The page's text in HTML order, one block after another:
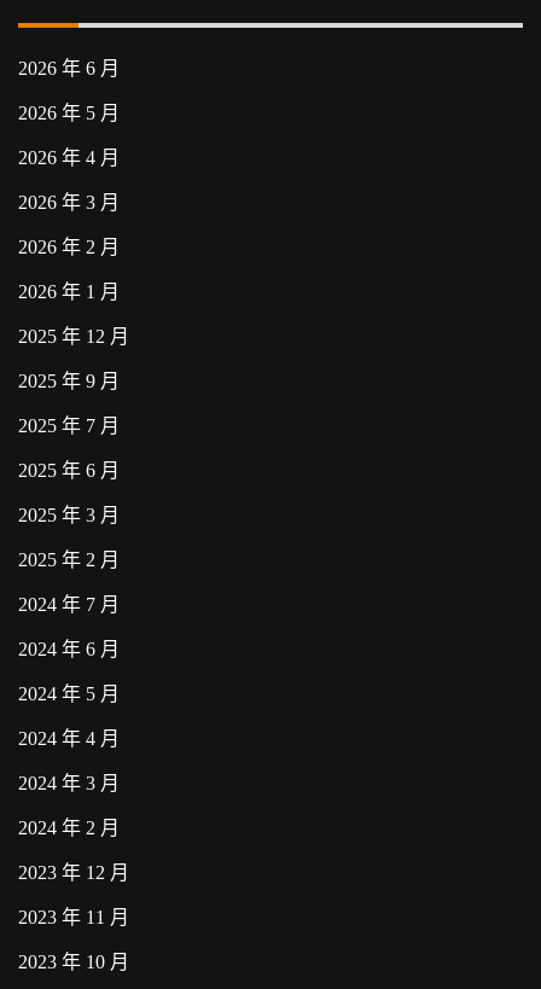
2026 年 6 月
2026 年 5 月
2026 年 4 月
2026 年 3 月
2026 年 2 月
2026 年 1 月
2025 年 12 月
2025 年 9 月
2025 年 7 月
2025 年 6 月
2025 年 3 月
2025 年 2 月
2024 年 7 月
2024 年 6 月
2024 年 5 月
2024 年 4 月
2024 年 3 月
2024 年 2 月
2023 年 12 月
2023 年 11 月
2023 年 10 月